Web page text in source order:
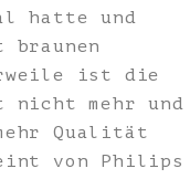
hatte und
braunen
ist die
mehr und
Qualität
von Philips